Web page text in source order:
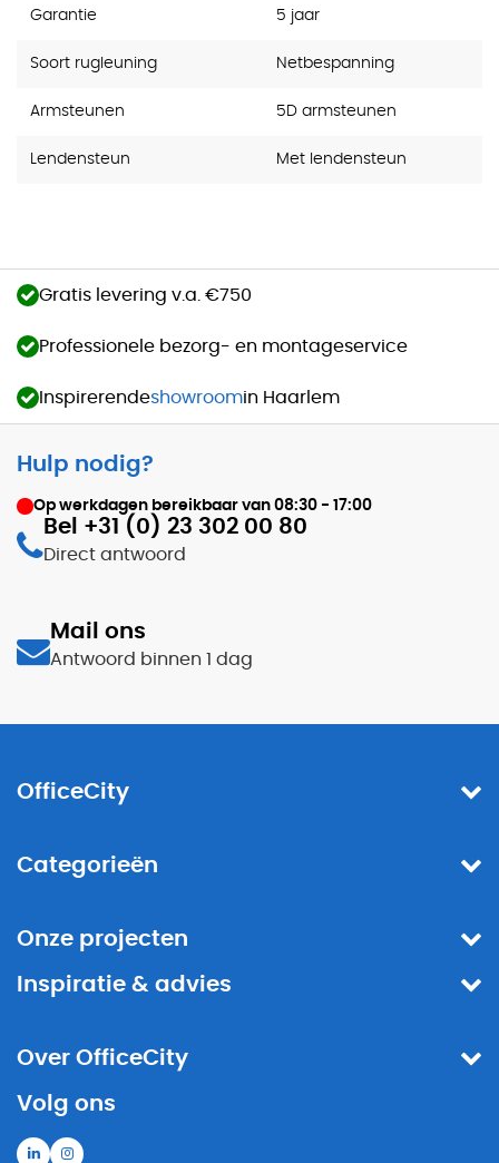
Garantie 5 jaar
Soort rugleuning Netbespanning
Armsteunen 5D armsteunen
Lendensteun Met lendensteun
Gratis levering v.a. €750
Professionele bezorg- en montageservice
Inspirerendeshowroomin Haarlem
Hulp nodig?
Op werkdagen bereikbaar van 08:30 - 17:00
Bel +31 (0) 23 302 00 80
Direct antwoord
Mail ons
Antwoord binnen 1 dag
OfficeCity
Categorieën
Onze projecten
Inspiratie & advies
Over OfficeCity
Volg ons